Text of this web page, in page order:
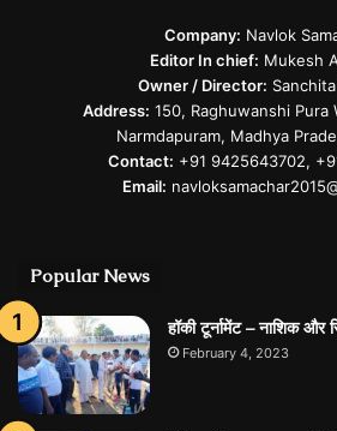
Company: Navlok
Editor In chief: Mukesh
Owner / Director:
Address: 150, Raghuwanshi Pura
Narmdapuram, Madhya
Contact: +91 9425643702,
Email:
Popular News
हॉकी टूर्नामेंट – नाशिक और
February 4, 2023